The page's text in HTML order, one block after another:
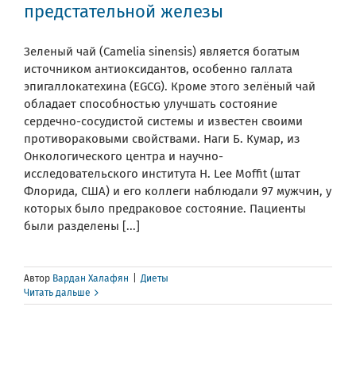
предстательной железы
Зеленый чай (Camelia sinensis) является богатым
источником антиоксидантов, особенно галлата
эпигаллокатехина (EGCG). Кроме этого зелёный чай
обладает способностью улучшать состояние
сердечно-сосудистой системы и известен своими
противораковыми свойствами. Наги Б. Кумар, из
Онкологического центра и научно-
исследовательского института H. Lee Moffit (штат
Флорида, США) и его коллеги наблюдали 97 мужчин, у
которых было предраковое состояние. Пациенты
были разделены [...]
Автор Вардан Халафян
Диеты
Читать дальше